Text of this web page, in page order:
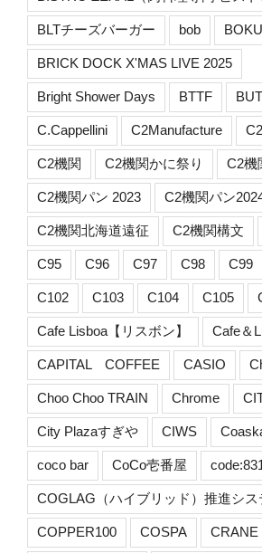
BLTチーズバーガー bob
BRICK DOCK X'MAS LIVE 2025
Bright Shower Days BTTF
C.Cappellini C2Manufacture
C2機関 C2機関かに祭り C2機
C2機関パン 2023 C2機関パン
C2機関北海道遠征 C2機関構文
C95 C96 C97 C98 C99
C102 C103 C104 C105
Cafe Lisboa【リスボン】 Cafe＆
CAPITAL COFFEE CASIO
Choo Choo TRAIN Chrome
City Plazaすぎや CIWS
coco bar CoCo壱番屋
COGLAG（ハイブリッド）推進シス
COPPER100 COSPA CRANE